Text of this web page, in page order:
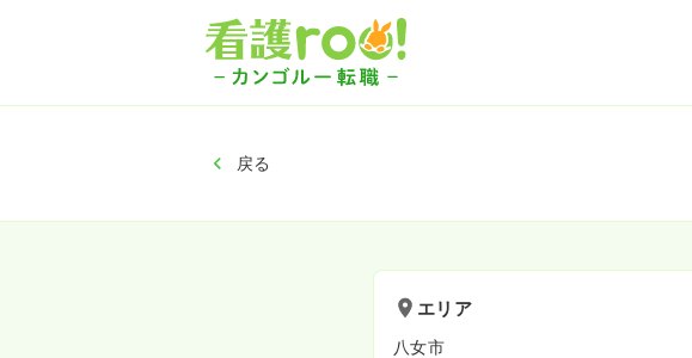
戻る
エリア
八女市